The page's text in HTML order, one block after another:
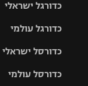
כדורגל ישראלי
כדורגל עולמי
האלופות
כדורסל ישראלי
כדורסל עולמי